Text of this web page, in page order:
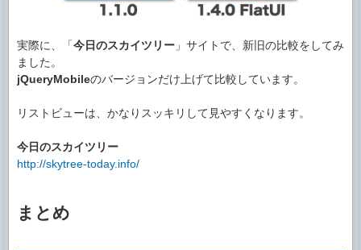
実際に、「今日のスカイツリー 」サイトで、新旧の比較をしてみ
ました。
jQueryMobileのバージョンだけ上げて比較しています。
リストビューは、かなりスッキリして見やすくなります。
今日のスカイツリー
http://skytree-today.info/
まとめ